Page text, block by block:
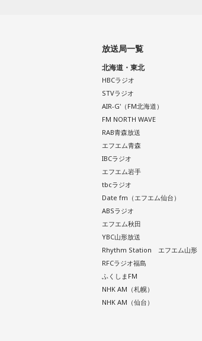
放送局一覧
北海道・東北
HBCラジオ
STVラジオ
AIR-G'（FM北海道）
FM NORTH WAVE
RAB青森放送
エフエム青森
IBCラジオ
エフエム岩手
tbcラジオ
Date fm（エフエム仙台）
ABSラジオ
エフエム秋田
YBC山形放送
Rhythm Station エフエム山形
RFCラジオ福島
ふくしまFM
NHK AM（札幌）
NHK AM（仙台）